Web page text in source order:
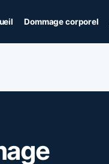
Dommage corporel